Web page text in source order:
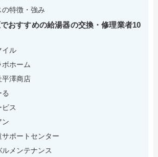
の特徴・強み
おすすめの給湯器の交換・修理業者10
イル
ホーム
平澤商店
ス
ン
サポートセンター
ルメンテナンス